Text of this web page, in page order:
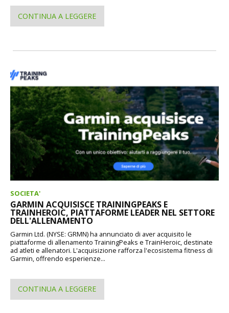
CONTINUA A LEGGERE
SOCIETA'
GARMIN ACQUISISCE TRAININGPEAKS E
TRAINHEROIC, PIATTAFORME LEADER NEL SETTORE
DELL'ALLENAMENTO
Garmin Ltd. (NYSE: GRMN) ha annunciato di aver acquisito le
piattaforme di allenamento TrainingPeaks e TrainHeroic, destinate
ad atleti e allenatori. L'acquisizione rafforza l'ecosistema fitness di
Garmin, offrendo esperienze...
CONTINUA A LEGGERE